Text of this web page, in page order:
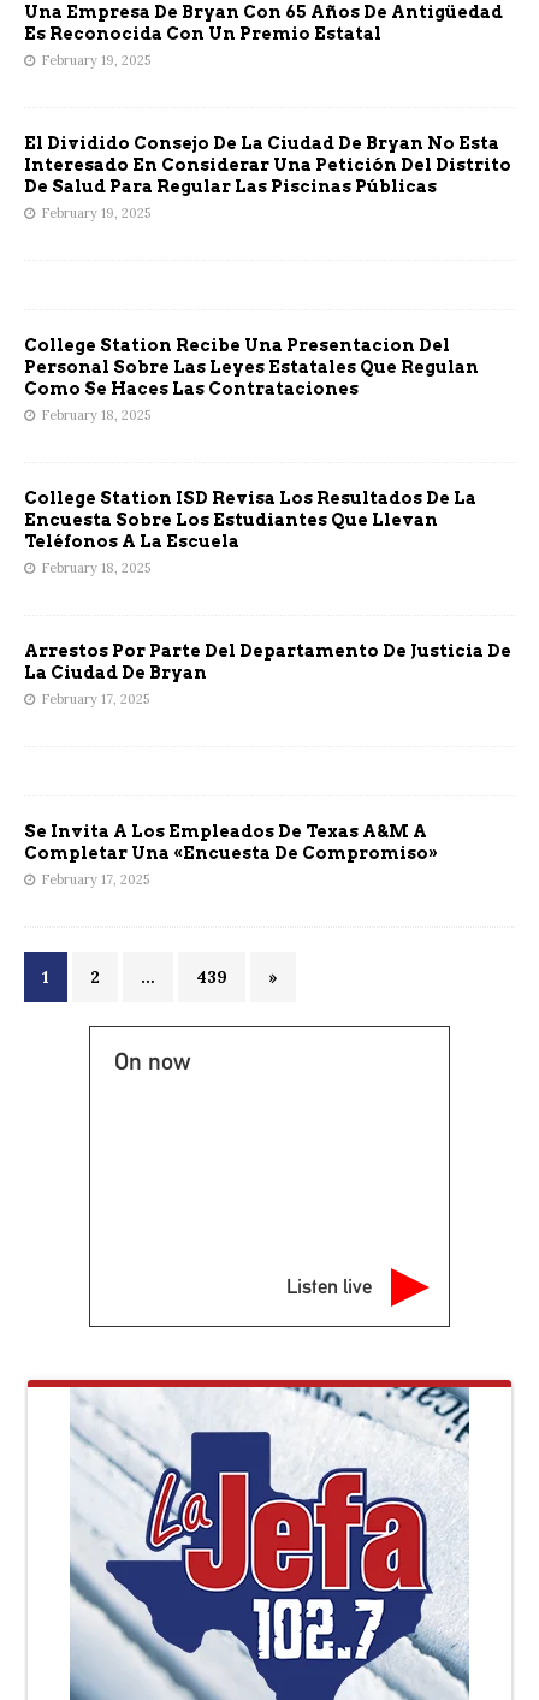
Una Empresa De Bryan Con 65 Años De Antigüedad
Es Reconocida Con Un Premio Estatal
February 19, 2025
El Dividido Consejo De La Ciudad De Bryan No Esta
Interesado En Considerar Una Petición Del Distrito
De Salud Para Regular Las Piscinas Públicas
February 19, 2025
College Station Recibe Una Presentacion Del
Personal Sobre Las Leyes Estatales Que Regulan
Como Se Haces Las Contrataciones
February 18, 2025
College Station ISD Revisa Los Resultados De La
Encuesta Sobre Los Estudiantes Que Llevan
Teléfonos A La Escuela
February 18, 2025
Arrestos Por Parte Del Departamento De Justicia De
La Ciudad De Bryan
February 17, 2025
Se Invita A Los Empleados De Texas A&M A
Completar Una «Encuesta De Compromiso»
February 17, 2025
1 2 … 439 »
On now
Listen live